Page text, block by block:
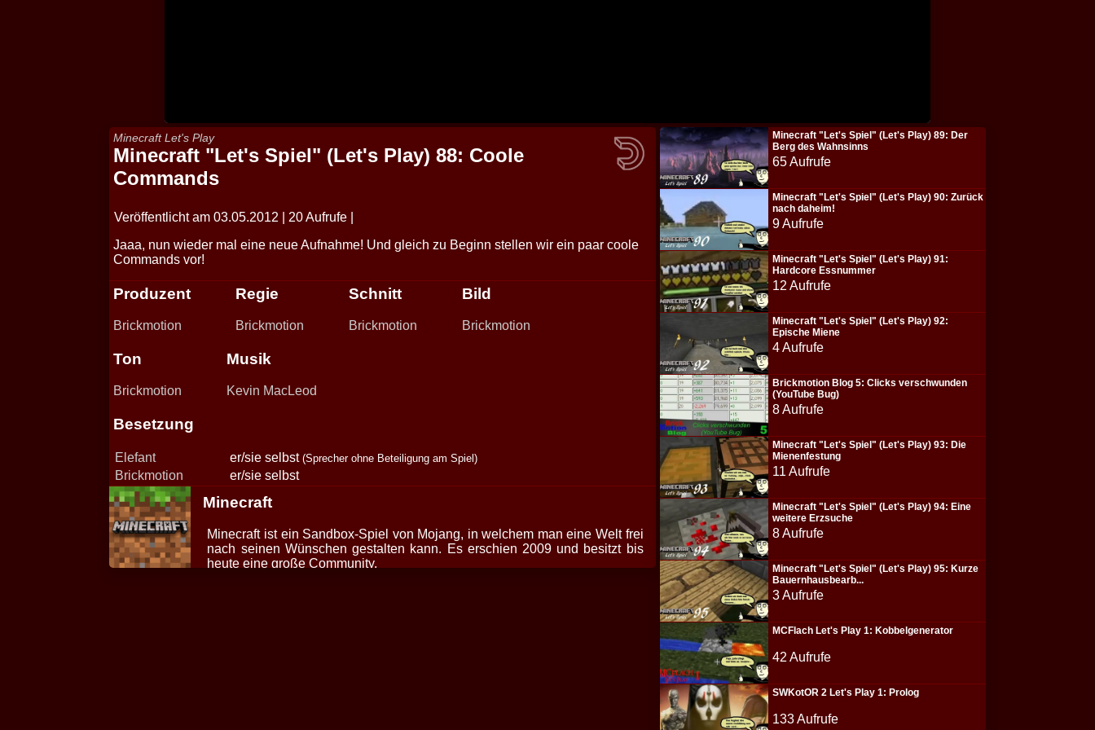
Minecraft Let's Play
Minecraft "Let's Spiel" (Let's Play) 88: Coole
Commands
Veröffentlicht am 03.05.2012 | 20 Aufrufe |
Jaaa, nun wieder mal eine neue Aufnahme! Und gleich zu Beginn stellen wir ein paar coole
Commands vor!
Produzent
Brickmotion
Regie
Brickmotion
Schnitt
Brickmotion
Bild
Brickmotion
Ton
Brickmotion
Musik
Kevin MacLeod
Besetzung
Elefant er/sie selbst(Sprecher ohne Beteiligung am Spiel)
Brickmotion er/sie selbst
Minecraft
Minecraft ist ein Sandbox-Spiel von Mojang, in welchem man eine Welt frei
nach seinen Wünschen gestalten kann. Es erschien 2009 und besitzt bis
heute eine große Community.
Minecraft "Let's Spiel" (Let's Play) 89: Der
Berg des Wahnsinns
65 Aufrufe
Minecraft "Let's Spiel" (Let's Play) 90: Zurück
nach daheim!
9 Aufrufe
Minecraft "Let's Spiel" (Let's Play) 91:
Hardcore Essnummer
12 Aufrufe
Minecraft "Let's Spiel" (Let's Play) 92:
Epische Miene
4 Aufrufe
Brickmotion Blog 5: Clicks verschwunden
(YouTube Bug)
8 Aufrufe
Minecraft "Let's Spiel" (Let's Play) 93: Die
Mienenfestung
11 Aufrufe
Minecraft "Let's Spiel" (Let's Play) 94: Eine
weitere Erzsuche
8 Aufrufe
Minecraft "Let's Spiel" (Let's Play) 95: Kurze
Bauernhausbearb...
3 Aufrufe
MCFlach Let's Play 1: Kobbelgenerator
42 Aufrufe
SWKotOR 2 Let's Play 1: Prolog
133 Aufrufe